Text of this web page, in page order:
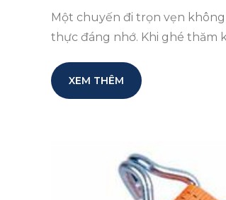
Một chuyến đi trọn vẹn
thực đáng nhớ. Khi ghé thăm
XEM THÊM